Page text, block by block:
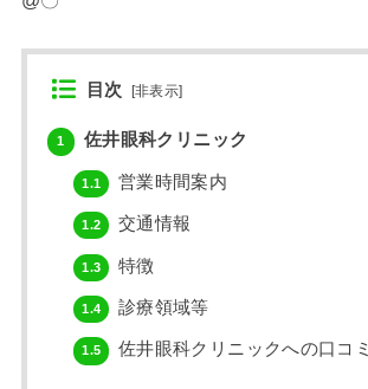
目次 [非表示]
1 佐井眼科クリニック
1.1 営業時間案内
1.2 交通情報
1.3 特徴
1.4 診療領域等
1.5 佐井眼科クリニックへの口コミ